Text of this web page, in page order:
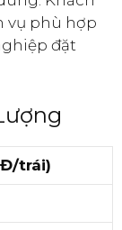
vụ phù hợp
đặt
trái)